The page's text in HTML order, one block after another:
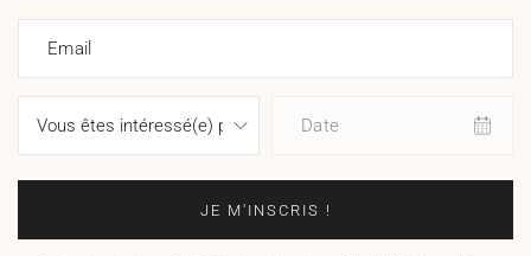
Email
Date
JE M'INSCRIS !